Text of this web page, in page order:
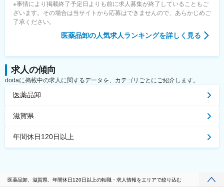
※事情により掲載終了予定日よりも前に求人募集が終了していることもご
ざいます。その場合は当サイトから応募はできませんので、あらかじめご
了承ください。
医薬品卸の人気求人ランキングを詳しく見る
求人の傾向
dodaに掲載中の求人に関するデータを、カテゴリごとにご紹介します。
医薬品卸
滋賀県
年間休日120日以上
医薬品卸、滋賀県、年間休日120日以上の転職・求人情報をエリアで絞り込む